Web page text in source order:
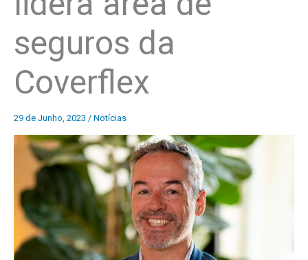
seguros da
Coverflex
29 de Junho, 2023 / Notícias